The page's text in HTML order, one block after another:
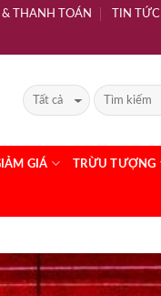
& THANH TOÁN TIN TỨC
GIÁ TRỪU TƯỢNG